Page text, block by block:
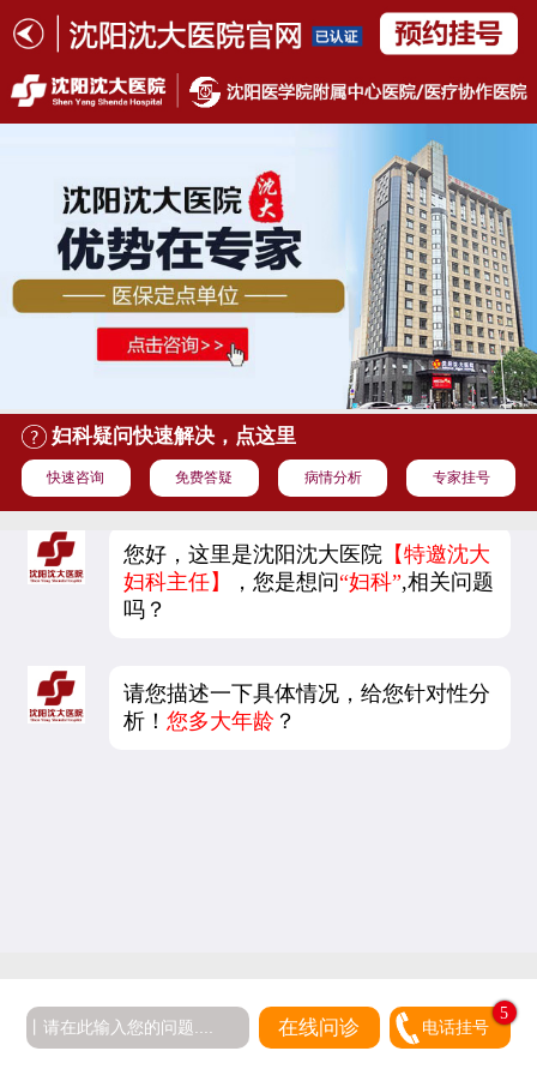
妇科疑问快速解决，点这里
快速咨询 免费答疑 病情分析 专家挂号
您好，这里是沈阳沈大医院【特邀沈大
妇科主任】
，您是想问“妇科”,相关问题
吗？
请您描述一下具体情况，给您针对性分
析！ 您多大年龄？
在线问诊 电话挂号
5